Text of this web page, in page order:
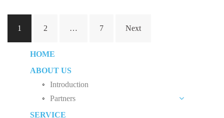
Posts
1 2 … 7 Next
HOME
ABOUT US
Introduction
Partners
Liew Chang Chee
SERVICE